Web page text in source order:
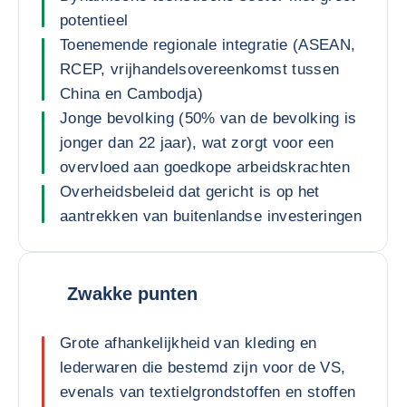
potentieel
Toenemende regionale integratie (ASEAN,
RCEP, vrijhandelsovereenkomst tussen
China en Cambodja)
Jonge bevolking (50% van de bevolking is
jonger dan 22 jaar), wat zorgt voor een
overvloed aan goedkope arbeidskrachten
Overheidsbeleid dat gericht is op het
aantrekken van buitenlandse investeringen
Zwakke punten
Grote afhankelijkheid van kleding en
lederwaren die bestemd zijn voor de VS,
evenals van textielgrondstoffen en stoffen